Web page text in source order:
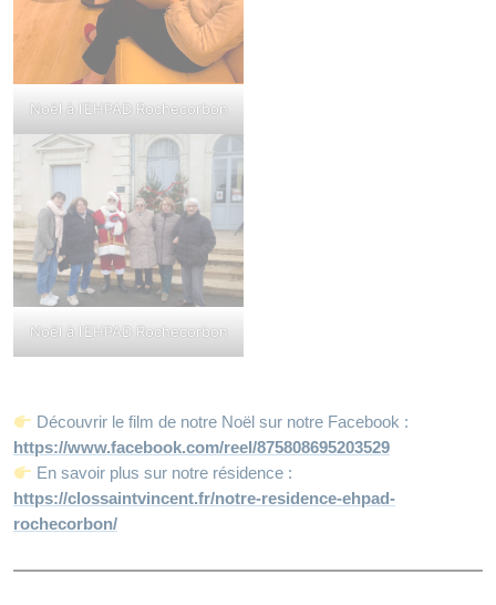
Noël à l’EHPAD Rochecorbon
Noël à l’EHPAD Rochecorbon
Découvrir le film de notre Noël sur notre Facebook :
https://www.facebook.com/reel/875808695203529
En savoir plus sur notre résidence :
https://clossaintvincent.fr/notre-residence-ehpad-
rochecorbon/